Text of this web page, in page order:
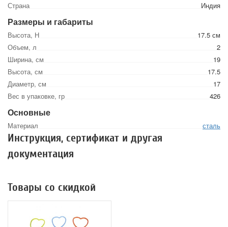
Страна
Индия
Размеры и габариты
Высота, Н
17.5 см
Объем, л
2
Ширина, см
19
Высота, см
17.5
Диаметр, см
17
Вес в упаковке, гр
426
Основные
Материал сталь
Инструкция, сертификат и другая
документация
Товары со скидкой